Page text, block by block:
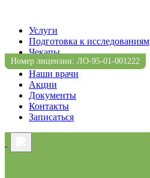
Услуги
Подготовка к исследованиям
Чекапы
Прейскурант
Наши врачи
Акции
Документы
Контакты
Записаться
Номер лицензии: ЛО-95-01-001222